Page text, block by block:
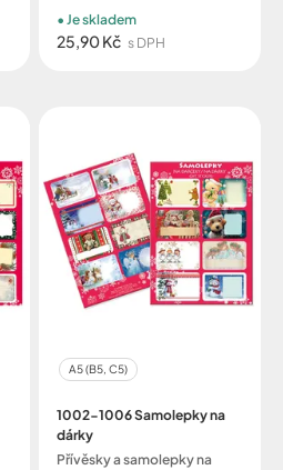
25,90 Kč s DPH
Je skladem
A5 (B5, C5)
1002-1006 Samolepky na
dárky
Přívěsky a samolepky na